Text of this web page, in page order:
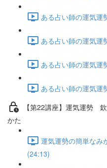
ある占い師の運気運
ある占い師の運気運
ある占い師の運気運
ある占い師の運気運
【第22講座】運気運勢
かた
運気運勢の簡単なみ
(24:13)